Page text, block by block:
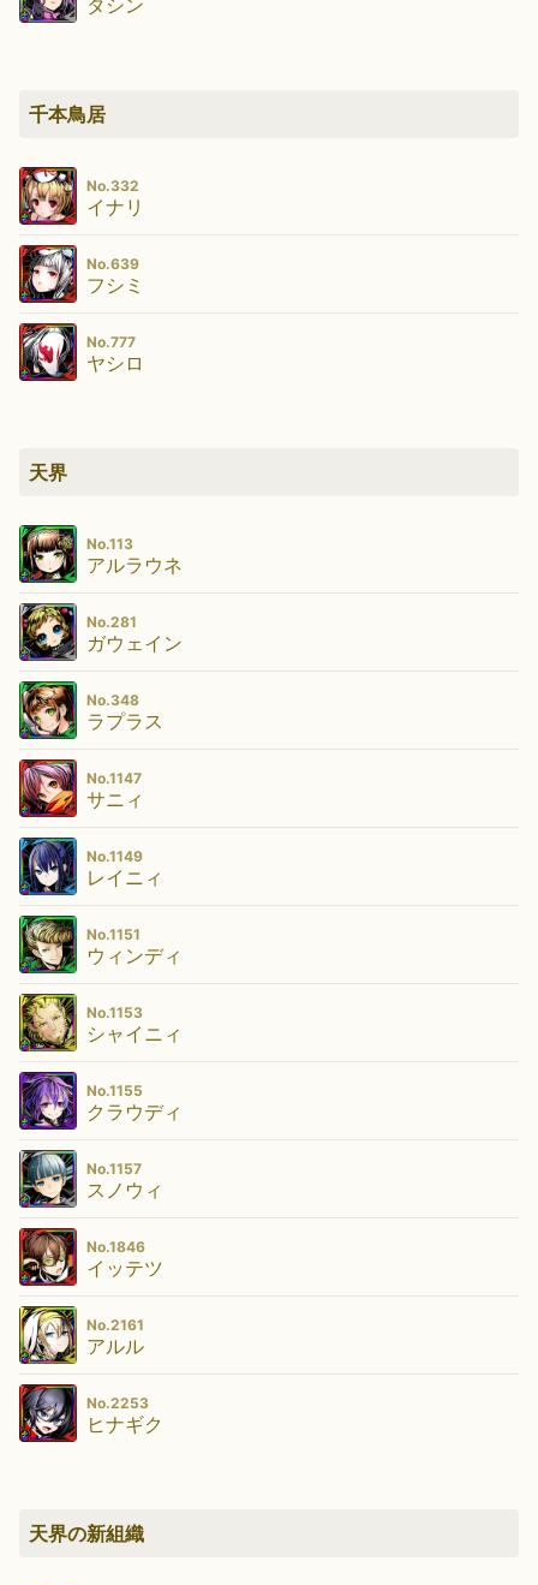
タシン
千本鳥居
No.332
イナリ
No.639
フシミ
No.777
ヤシロ
天界
No.113
アルラウネ
No.281
ガウェイン
No.348
ラプラス
No.1147
サニィ
No.1149
レイニィ
No.1151
ウィンディ
No.1153
シャイニィ
No.1155
クラウディ
No.1157
スノウィ
No.1846
イッテツ
No.2161
アルル
No.2253
ヒナギク
天界の新組織